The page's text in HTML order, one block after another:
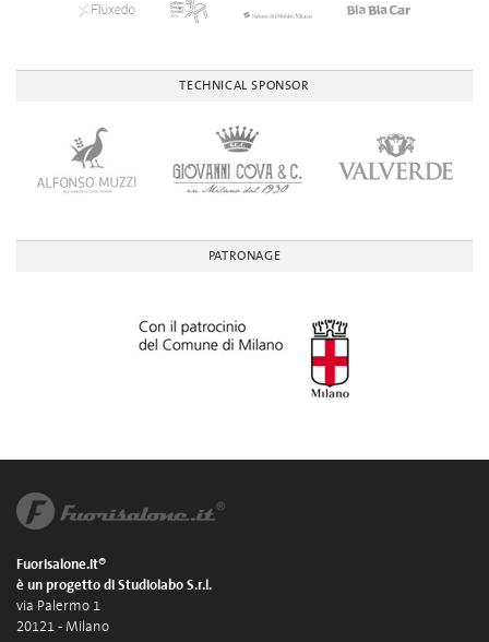
TECHNICAL SPONSOR
PATRONAGE
Fuorisalone.it®
è un progetto di Studiolabo S.r.l.
via Palermo 1
20121 - Milano